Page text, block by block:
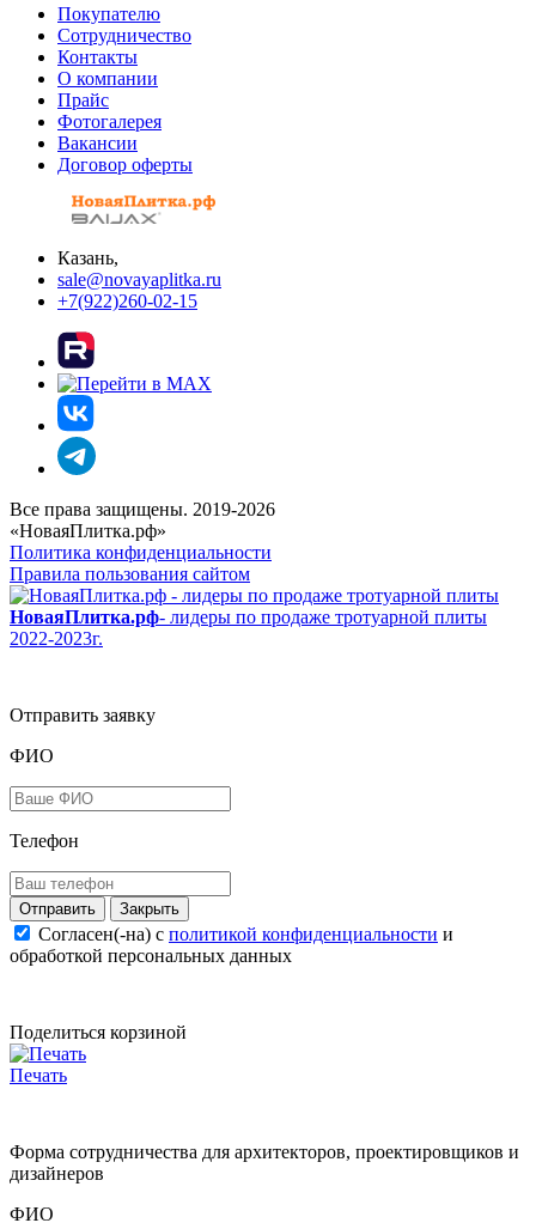
Покупателю
Сотрудничество
Контакты
О компании
Прайс
Фотогалерея
Вакансии
Договор оферты
Казань,
sale@novayaplitka.ru
+7(922)260-02-15
Все права защищены. 2019-2026
«НоваяПлитка.рф»
Политика конфиденциальности
Правила пользования сайтом
НоваяПлитка.рф- лидеры по продаже тротуарной плиты
2022-2023г.
Отправить заявку
ФИО
Телефон
Закрыть
Согласен(-на) c политикой конфиденциальности и
обработкой персональных данных
Поделиться корзиной
Печать
Форма сотрудничества для архитекторов, проектировщиков и
дизайнеров
ФИО